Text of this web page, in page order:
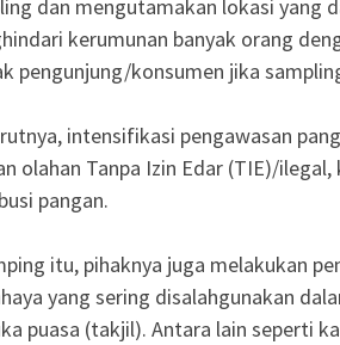
dan mengutamakan lokasi yang
kerumunan banyak orang
pengunjung/konsumen jika
intensifikasi pengawasan
olahan Tanpa Izin Edar (TIE)/
pangan.
itu, pihaknya juga melakukan
yang sering disalahgunakan
puasa (takjil). Antara lain seperti